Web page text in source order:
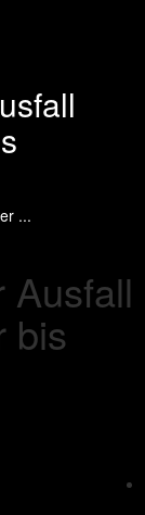
...
Ausfall
bis